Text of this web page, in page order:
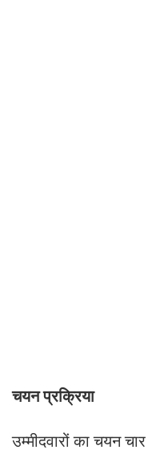
चयन प्रक्रिया
उम्मीदवारों का चयन